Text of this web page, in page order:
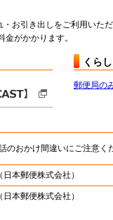
お引き出しをご利用いただ
がかかります。
くら
郵便局の
おかけ間違いにご注意く
（日本郵便株式会社）
（日本郵便株式会社）